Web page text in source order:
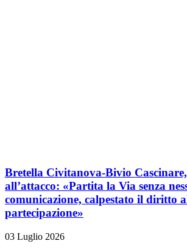
Bretella Civitanova-Bivio
all’attacco: «Partita la Via senza
comunicazione, calpestato il diritto
partecipazione»
03 Luglio 2026